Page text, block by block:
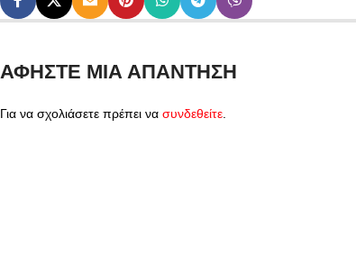
ΑΦΉΣΤΕ ΜΙΑ ΑΠΆΝΤΗΣΗ
Για να σχολιάσετε πρέπει να συνδεθείτε